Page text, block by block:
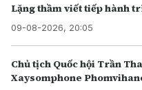
Lặng thầm viết tiếp hành
09-08-2026, 20:05
Chủ tịch Quốc hội Trần
Xaysomphone